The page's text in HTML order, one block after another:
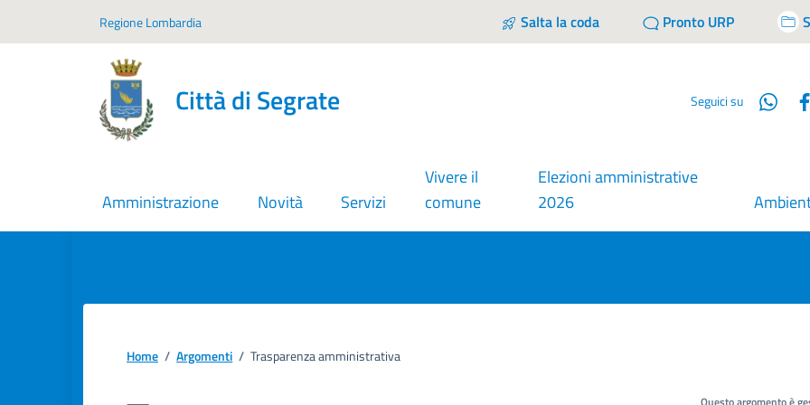
Regione Lombardia Salta la coda Pronto URP
Città di Segrate Seguici su
Amministrazione Novità Servizi
Vivere il
comune
Elezioni amministrative
2026
Home / Argomenti / Trasparenza amministrativa